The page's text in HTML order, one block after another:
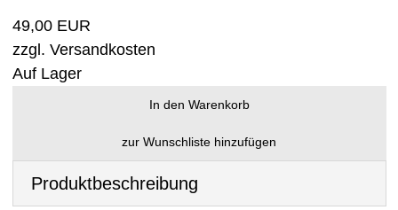
49,00 EUR
zzgl. Versandkosten
Auf Lager
Produktbeschreibung